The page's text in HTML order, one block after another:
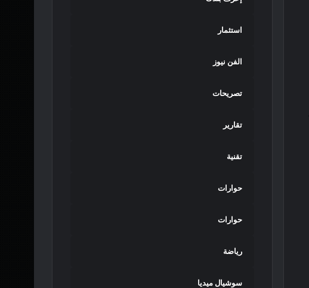
استثمار
الفن نيوز
تصريحات
تقارير
تقنية
حوارات
حوارات
رياضة
سوشيال ميديا